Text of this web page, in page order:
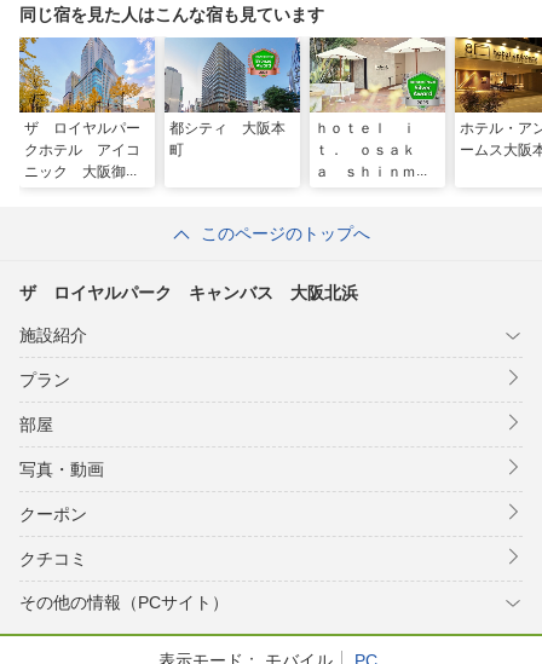
同じ宿を見た人はこんな宿も見ています
ザ ロイヤルパー
クホテル アイコ
ニック 大阪御堂
都シティ 大阪本
町
ｈｏｔｅｌ ｉ
ｔ． ｏｓａｋ
ａ ｓｈｉｎｍａ
ホテル・ア
ームス大阪
このページのトップへ
ザ ロイヤルパーク キャンバス 大阪北浜
施設紹介
プラン
部屋
写真・動画
クーポン
クチコミ
その他の情報（PCサイト）